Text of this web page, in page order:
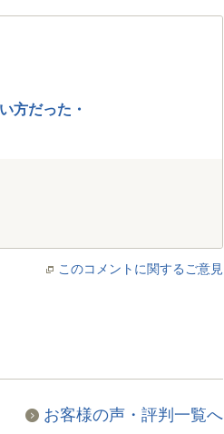
方だった・
このコメントに関するご意見
お客様の声・評判一覧へ